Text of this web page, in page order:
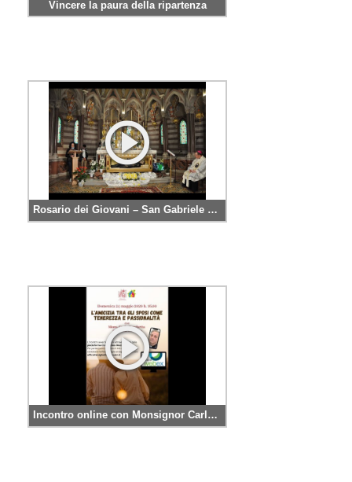
Vincere la paura della ripartenza
Rosario dei Giovani – San Gabriele 2020
Incontro online con Monsignor Carlo Rocchetta